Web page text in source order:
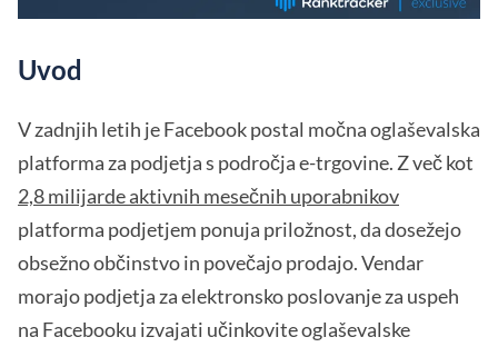
Uvod
V zadnjih letih je Facebook postal močna oglaševalska
platforma za podjetja s področja e-trgovine. Z več kot
2,8 milijarde aktivnih mesečnih uporabnikov
platforma podjetjem ponuja priložnost, da dosežejo
obsežno občinstvo in povečajo prodajo. Vendar
morajo podjetja za elektronsko poslovanje za uspeh
na Facebooku izvajati učinkovite oglaševalske